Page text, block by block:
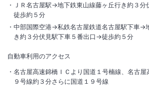
ＪＲ名古屋駅→地下鉄東山線藤ヶ丘行き約３
徒歩約５分
中部国際空港→私鉄名古屋鉄道名古屋駅下車→
き約３分伏見駅下車５番出口→徒歩約５分
自動車利用のアクセス
名古屋高速錦橋ＩＣより国道１号楠線、名古屋
９号線約３分さらに国道１９号線